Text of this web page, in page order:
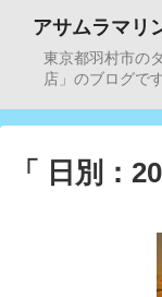
アサムラマリ
東京都羽村市の
店」のブログで
「 日別：